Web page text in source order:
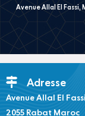
Avenue Allal El
Adresse
Avenue Allal El
2055 Rabat Maroc